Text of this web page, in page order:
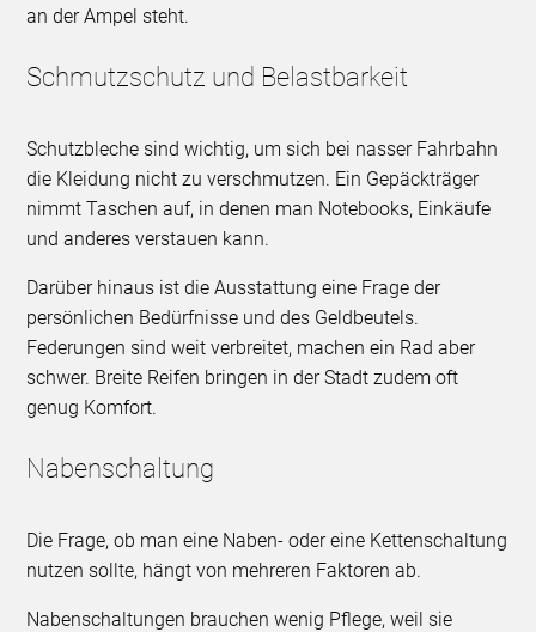
an der Ampel steht.
Schmutzschutz und Belastbarkeit
Schutzbleche sind wichtig, um sich bei nasser Fahrbahn
die Kleidung nicht zu verschmutzen. Ein Gepäckträger
nimmt Taschen auf, in denen man Notebooks, Einkäufe
und anderes verstauen kann.
Darüber hinaus ist die Ausstattung eine Frage der
persönlichen Bedürfnisse und des Geldbeutels.
Federungen sind weit verbreitet, machen ein Rad aber
schwer. Breite Reifen bringen in der Stadt zudem oft
genug Komfort.
Nabenschaltung
Die Frage, ob man eine Naben- oder eine Kettenschaltung
nutzen sollte, hängt von mehreren Faktoren ab.
Nabenschaltungen brauchen wenig Pflege, weil sie